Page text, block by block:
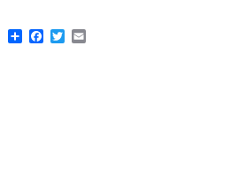
Condividi
Facebook
TwitterEmail